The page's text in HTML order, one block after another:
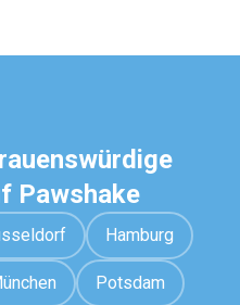
Pawshake
Hamburg
Potsdam